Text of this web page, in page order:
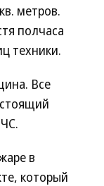
метров.
полчаса
техники.
Все
в
который